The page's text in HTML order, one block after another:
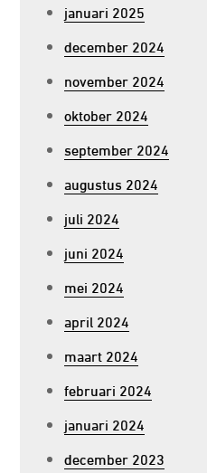
januari 2025
december 2024
november 2024
oktober 2024
september 2024
augustus 2024
juli 2024
juni 2024
mei 2024
april 2024
maart 2024
februari 2024
januari 2024
december 2023